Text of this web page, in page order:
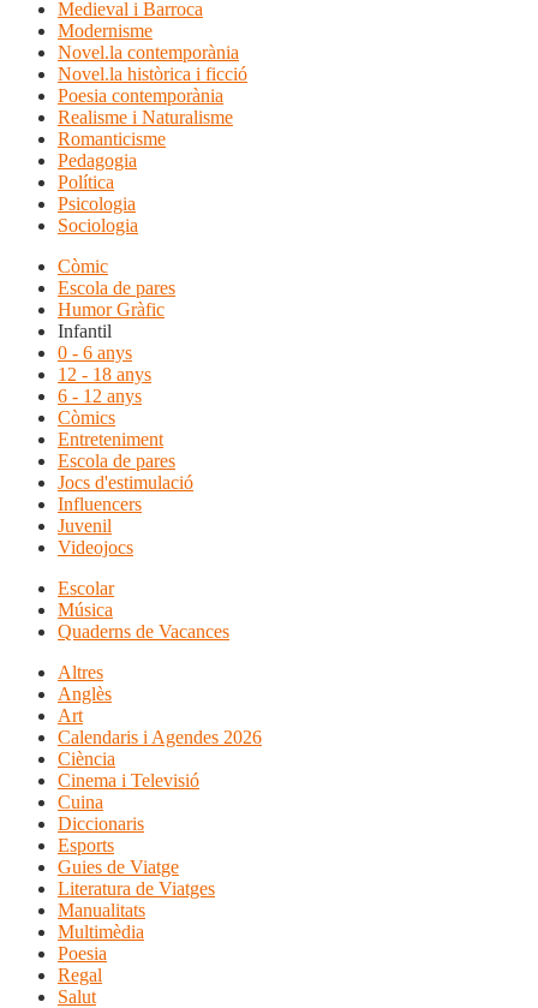
Medieval i Barroca
Modernisme
Novel.la contemporània
Novel.la històrica i ficció
Poesia contemporània
Realisme i Naturalisme
Romanticisme
Pedagogia
Política
Psicologia
Sociologia
Còmic
Escola de pares
Humor Gràfic
Infantil
0 - 6 anys
12 - 18 anys
6 - 12 anys
Còmics
Entreteniment
Escola de pares
Jocs d'estimulació
Influencers
Juvenil
Videojocs
Escolar
Música
Quaderns de Vacances
Altres
Anglès
Art
Calendaris i Agendes 2026
Ciència
Cinema i Televisió
Cuina
Diccionaris
Esports
Guies de Viatge
Literatura de Viatges
Manualitats
Multimèdia
Poesia
Regal
Salut